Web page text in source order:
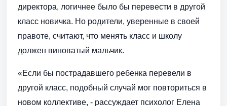
директора, логичнее было бы перевести в другой
класс новичка. Но родители, уверенные в своей
правоте, считают, что менять класс и школу
должен виноватый мальчик.
«Если бы пострадавшего ребенка перевели в
другой класс, подобный случай мог повториться в
новом коллективе, - рассуждает психолог Елена